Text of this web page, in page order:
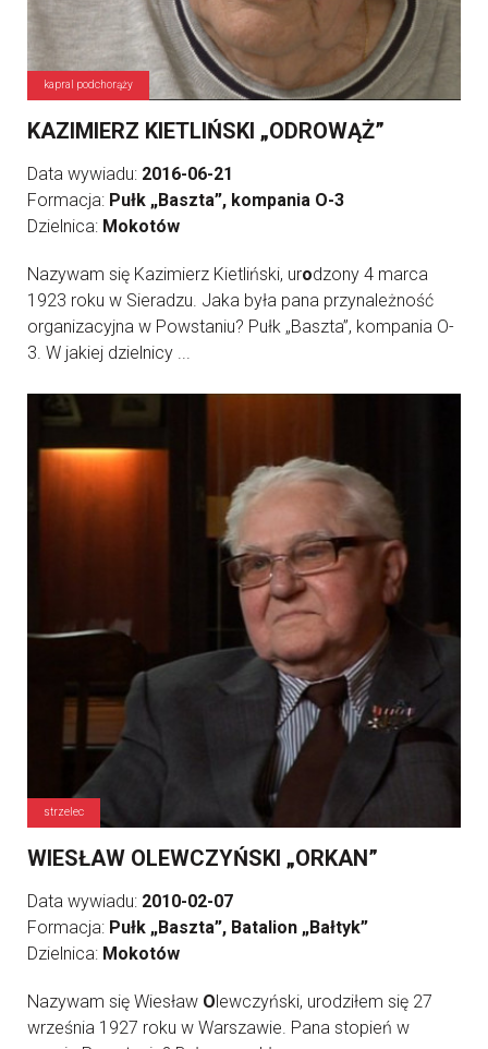
kapral podchorąży
KAZIMIERZ KIETLIŃSKI „ODROWĄŻ”
Data wywiadu: 2016-06-21
Formacja: Pułk „Baszta”, kompania O-3
Dzielnica: Mokotów
Nazywam się Kazimierz Kietliński, urodzony 4 marca
1923 roku w Sieradzu. Jaka była pana przynależność
organizacyjna w Powstaniu? Pułk „Baszta”, kompania O-
3. W jakiej dzielnicy ...
strzelec
WIESŁAW OLEWCZYŃSKI „ORKAN”
Data wywiadu: 2010-02-07
Formacja: Pułk „Baszta”, Batalion „Bałtyk”
Dzielnica: Mokotów
Nazywam się Wiesław O lewczyński, urodziłem się 27
września 1927 roku w Warszawie. Pana stopień w